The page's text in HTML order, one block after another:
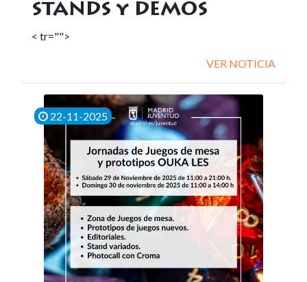
STANDS y DEMOS
< tr="">
VER NOTICIA
22-11-2025